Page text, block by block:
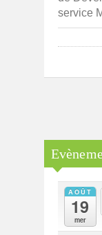
service
AOÛT
19
mer